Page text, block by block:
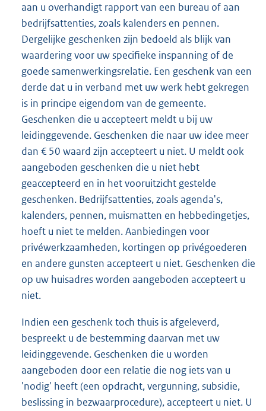
aan u overhandigt rapport van een bureau of aan
bedrijfsattenties, zoals kalenders en pennen.
Dergelijke geschenken zijn bedoeld als blijk van
waardering voor uw specifieke inspanning of de
goede samenwerkingsrelatie. Een geschenk van een
derde dat u in verband met uw werk hebt gekregen
is in principe eigendom van de gemeente.
Geschenken die u accepteert meldt u bij uw
leidinggevende. Geschenken die naar uw idee meer
dan € 50 waard zijn accepteert u niet. U meldt ook
aangeboden geschenken die u niet hebt
geaccepteerd en in het vooruitzicht gestelde
geschenken. Bedrijfsattenties, zoals agenda's,
kalenders, pennen, muismatten en hebbedingetjes,
hoeft u niet te melden. Aanbiedingen voor
privéwerkzaamheden, kortingen op privégoederen
en andere gunsten accepteert u niet. Geschenken die
op uw huisadres worden aangeboden accepteert u
niet.
Indien een geschenk toch thuis is afgeleverd,
bespreekt u de bestemming daarvan met uw
leidinggevende. Geschenken die u worden
aangeboden door een relatie die nog iets van u
'nodig' heeft (een opdracht, vergunning, subsidie,
beslissing in bezwaarprocedure), accepteert u niet. U